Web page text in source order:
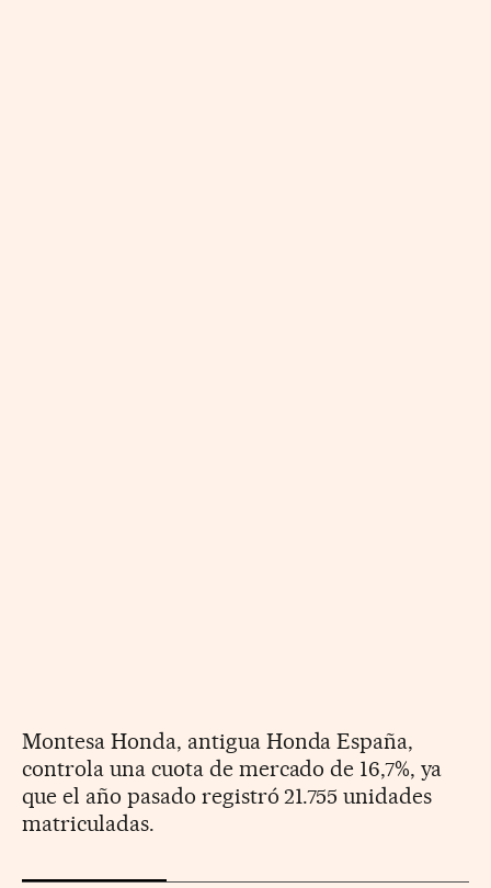
Montesa Honda, antigua Honda España,
controla una cuota de mercado de 16,7%, ya
que el año pasado registró 21.755 unidades
matriculadas.